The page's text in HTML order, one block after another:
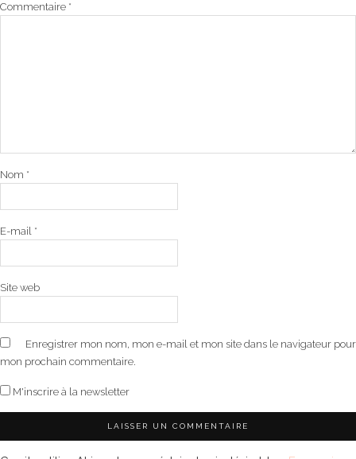
Commentaire *
Nom *
E-mail *
Site web
Enregistrer mon nom, mon e-mail et mon site dans le navigateur pour
mon prochain commentaire.
M'inscrire à la newsletter